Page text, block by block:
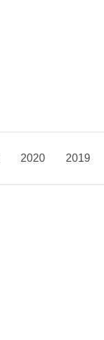
2020 2019